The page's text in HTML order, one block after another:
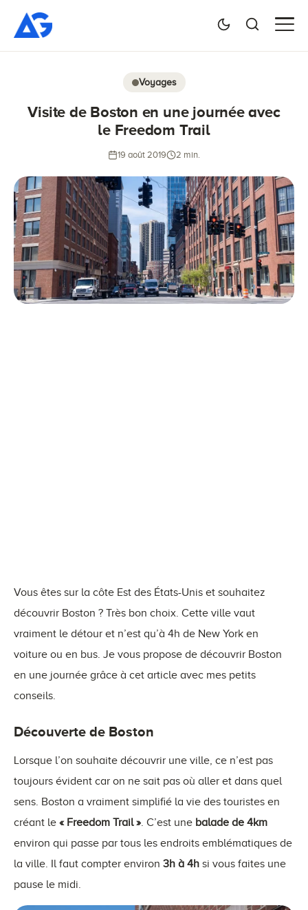
Voyages
Visite de Boston en une journée avec
le Freedom Trail
19 août 2019 2 min.
Vous êtes sur la côte Est des États-Unis et souhaitez
découvrir Boston ? Très bon choix. Cette ville vaut
vraiment le détour et n’est qu’à 4h de New York en
voiture ou en bus. Je vous propose de découvrir Boston
en une journée grâce à cet article avec mes petits
conseils.
Découverte de Boston
Lorsque l’on souhaite découvrir une ville, ce n’est pas
toujours évident car on ne sait pas où aller et dans quel
sens. Boston a vraiment simplifié la vie des touristes en
créant le « Freedom Trail ». C’est une balade de 4km
environ qui passe par tous les endroits emblématiques de
la ville. Il faut compter environ 3h à 4h si vous faites une
pause le midi.